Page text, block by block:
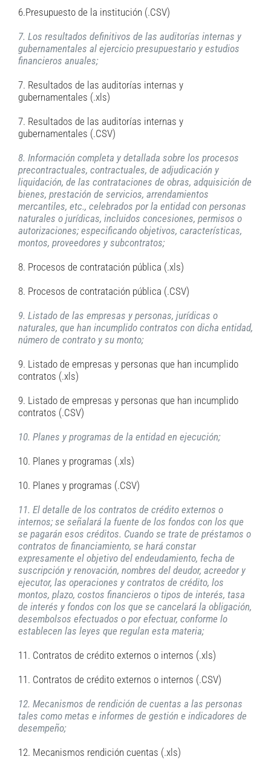
6.Presupuesto de la institución (.CSV)
7. Los resultados definitivos de las auditorías internas y
gubernamentales al ejercicio presupuestario y estudios
financieros anuales;
7. Resultados de las auditorías internas y
gubernamentales (.xls)
7. Resultados de las auditorías internas y
gubernamentales (.CSV)
8. Información completa y detallada sobre los procesos
precontractuales, contractuales, de adjudicación y
liquidación, de las contrataciones de obras, adquisición de
bienes, prestación de servicios, arrendamientos
mercantiles, etc., celebrados por la entidad con personas
naturales o jurídicas, incluidos concesiones, permisos o
autorizaciones; especificando objetivos, características,
montos, proveedores y subcontratos;
8. Procesos de contratación pública (.xls)
8. Procesos de contratación pública (.CSV)
9. Listado de las empresas y personas, jurídicas o
naturales, que han incumplido contratos con dicha entidad,
número de contrato y su monto;
9. Listado de empresas y personas que han incumplido
contratos (.xls)
9. Listado de empresas y personas que han incumplido
contratos (.CSV)
10. Planes y programas de la entidad en ejecución;
10. Planes y programas (.xls)
10. Planes y programas (.CSV)
11. El detalle de los contratos de crédito externos o
internos; se señalará la fuente de los fondos con los que
se pagarán esos créditos. Cuando se trate de préstamos o
contratos de financiamiento, se hará constar
expresamente el objetivo del endeudamiento, fecha de
suscripción y renovación, nombres del deudor, acreedor y
ejecutor, las operaciones y contratos de crédito, los
montos, plazo, costos financieros o tipos de interés, tasa
de interés y fondos con los que se cancelará la obligación,
desembolsos efectuados o por efectuar, conforme lo
establecen las leyes que regulan esta materia;
11. Contratos de crédito externos o internos (.xls)
11. Contratos de crédito externos o internos (.CSV)
12. Mecanismos de rendición de cuentas a las personas
tales como metas e informes de gestión e indicadores de
desempeño;
12. Mecanismos rendición cuentas (.xls)